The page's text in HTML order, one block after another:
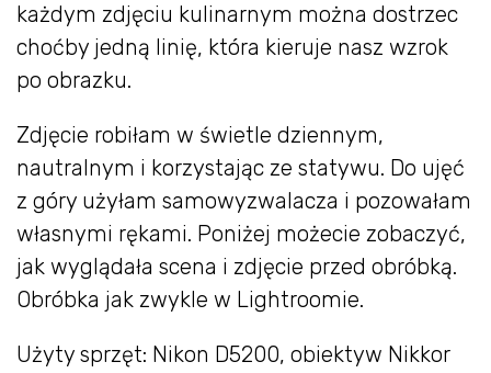
każdym zdjęciu kulinarnym można dostrzec
choćby jedną linię, która kieruje nasz wzrok
po obrazku.
Zdjęcie robiłam w świetle dziennym,
nautralnym i korzystając ze statywu. Do ujęć
z góry użyłam samowyzwalacza i pozowałam
własnymi rękami. Poniżej możecie zobaczyć,
jak wyglądała scena i zdjęcie przed obróbką.
Obróbka jak zwykle w Lightroomie.
Użyty sprzęt: Nikon D5200, obiektyw Nikkor